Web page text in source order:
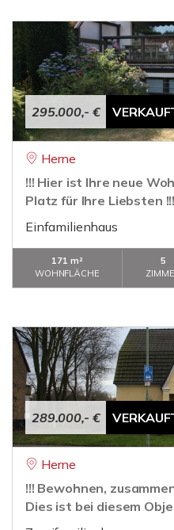
295.000,- €
Herne
!!! Hier ist Ihre neue
Platz für Ihre Liebsten !!!
Einfamilienhaus
171 m²
WOHNFLÄCHE
5
289.000,- €
Herne
!!! Bewohnen,
Dies ist bei diesem